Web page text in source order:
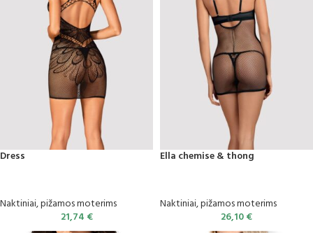
Dress
Naktiniai, pižamos moterims
21,74 €
Ella chemise & thong
Naktiniai, pižamos moterims
26,10€